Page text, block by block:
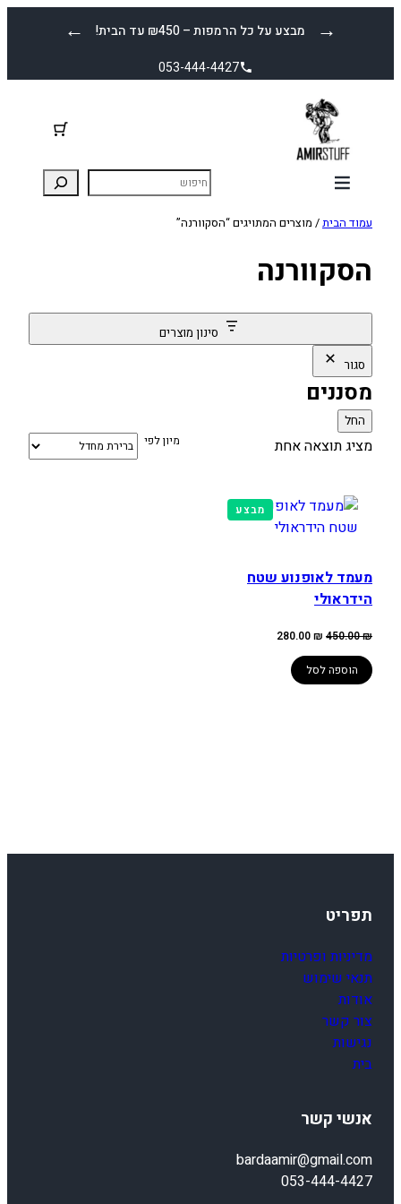
← מבצע על כל הרמפות – ₪450 עד הבית! →
053-444-4427
עמוד הבית/ מוצרים המתויגים “הסקוורנה”
הסקוורנה
סינון מוצרים
סגור
מסננים
החל
מציג תוצאה אחת מיון לפי
מבצעמוצרים
במבצע
מעמד לאופנוע שטח
הידראולי
450.00₪ המחיר
היה:
450.00 ₪.
280.00₪
הוספה לסל
תפריט
מדיניות ופרטיות
תנאי שימוש
אודות
צור קשר
נגישות
בית
אנשי קשר
bardaamir@gmail.com
053-444-4427